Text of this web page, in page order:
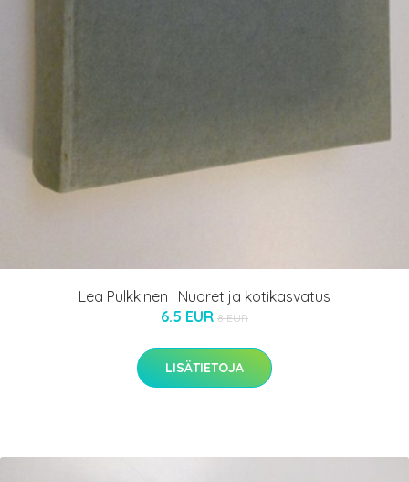
Lea Pulkkinen : Nuoret ja kotikasvatus
6.5 EUR 8 EUR
LISÄTIETOJA